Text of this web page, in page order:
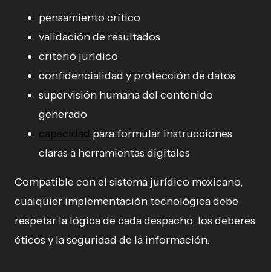
pensamiento crítico
validación de resultados
criterio jurídico
confidencialidad y protección de datos
supervisión humana del contenido
generado
capacidad para formular instrucciones
claras a herramientas digitales
Compatible con el sistema jurídico mexicano,
cualquier implementación tecnológica debe
respetar la lógica de cada despacho, los deberes
éticos y la seguridad de la información.